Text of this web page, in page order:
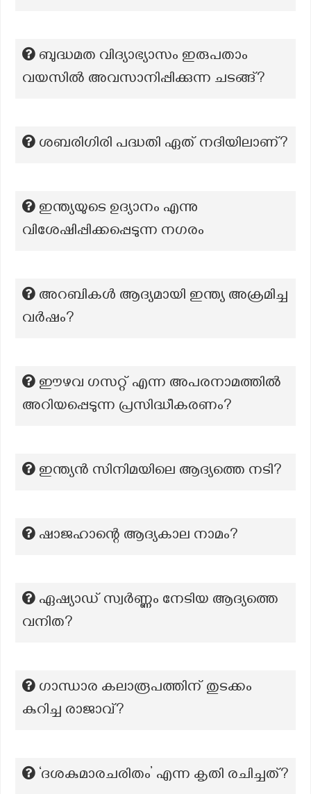
ബുദ്ധമത വിദ്യാഭ്യാസം ഇരുപതാം
വയസിൽ അവസാനിപ്പിക്കുന്ന ചടങ്ങ്?
ശബരിഗിരി പദ്ധതി ഏത് നദിയിലാണ്?
ഇന്ത്യയുടെ ഉദ്യാനം എന്നു
വിശേഷിപ്പിക്കപ്പെടുന്ന നഗരം
അറബികൾ ആദ്യമായി ഇന്ത്യ അക്രമിച്ച
വർഷം?
ഈഴവ ഗസറ്റ് എന്ന അപരനാമത്തിൽ
അറിയപ്പെടുന്ന പ്രസിദ്ധീകരണം?
ഇന്ത്യൻ സിനിമയിലെ ആദ്യത്തെ നടി?
ഷാജഹാന്റെ ആദ്യകാല നാമം?
ഏഷ്യാഡ് സ്വർണ്ണം നേടിയ ആദ്യത്തെ
വനിത?
ഗാന്ധാര കലാരൂപത്തിന് തുടക്കം
കുറിച്ച രാജാവ്?
‘ദശകുമാരചരിതം’ എന്ന കൃതി രചിച്ചത്?